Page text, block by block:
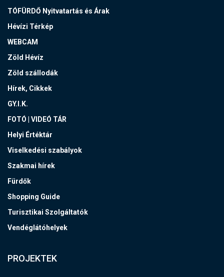
TÓFÜRDŐ Nyitvatartás és Árak
Hévízi Térkép
WEBCAM
Zöld Hévíz
Zöld szállodák
Hírek, Cikkek
GY.I.K.
FOTÓ | VIDEÓ TÁR
Helyi Értéktár
Viselkedési szabályok
Szakmai hírek
Fürdők
Shopping Guide
Turisztikai Szolgáltatók
Vendéglátóhelyek
PROJEKTEK